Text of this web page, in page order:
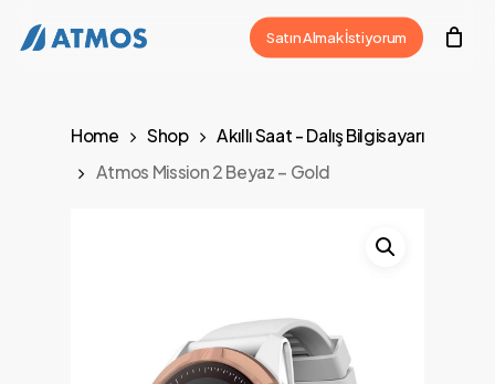
Satın Almak İstiyorum
Home Shop
Akıllı Saat - Dalış Bilgisayarı
Atmos Mission 2 Beyaz – Gold